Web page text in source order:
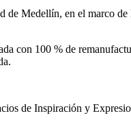
Medellín, en el marco de
con 100 % de
de Inspiración y